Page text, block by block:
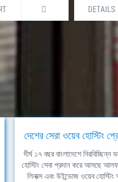
DETAILS
দেশের সেরা ওয়েব হোস্টিং
দীর্ঘ ১৭ বছর বাংলাদেশে
হোস্টিং সেবা প্রদান করে আসছে
লিনাক্স এবং উইন্ডোজ ওয়েব হোস্টিং